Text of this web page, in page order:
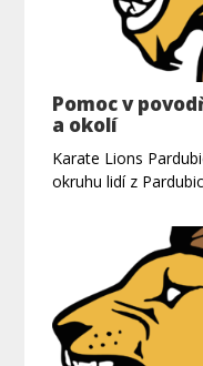
Pomoc v
a okolí
Karate Lions
okruhu lidí z